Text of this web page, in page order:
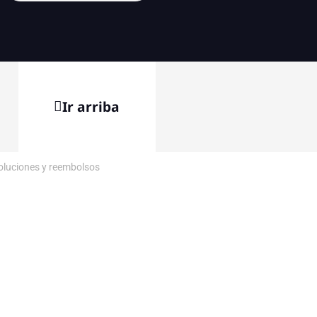
Ir arriba
y reembolsos